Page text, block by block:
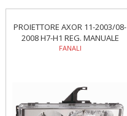
PROIETTORE AXOR 11-2003/08-
2008 H7-H1 REG. MANUALE
FANALI